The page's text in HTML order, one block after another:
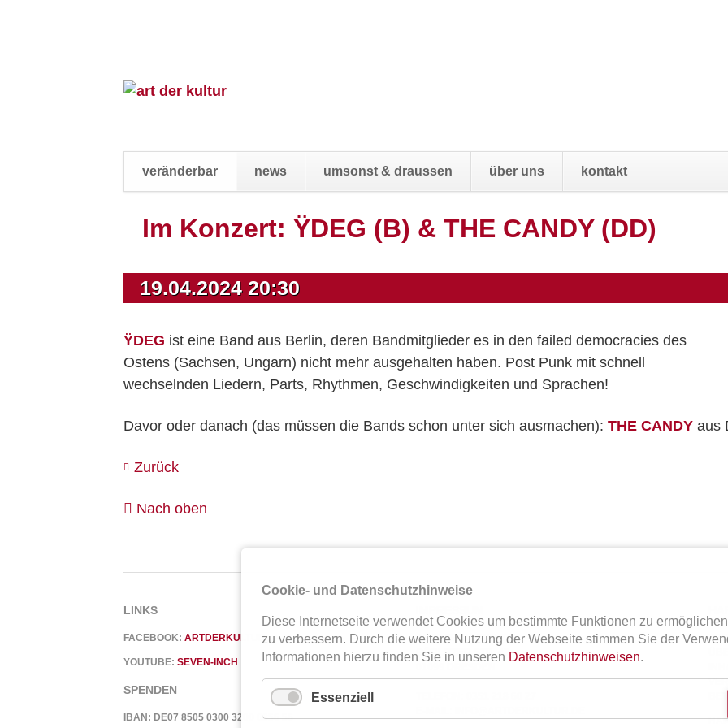
veränderbar news umsonst & draussen über uns kontakt
überspringen
Im Konzert: ŸDEG (B) & THE CANDY (DD)
19.04.2024 20:30
ŸDEG ist eine Band aus Berlin, deren Bandmitglieder es in den failed democracies des
Ostens (Sachsen, Ungarn) nicht mehr ausgehalten haben. Post Punk mit schnell
wechselnden Liedern, Parts, Rhythmen, Geschwindigkeiten und Sprachen!
Davor oder danach (das müssen die Bands schon unter sich ausmachen): THE CANDY aus
Zurück
Nach oben
LINKS
FACEBOOK: ARTDERKULTUR
YOUTUBE: SEVEN-INCH
SPENDEN
IBAN: DE07 8505 0300 3200 0856 56
ARTDERKULTUR E.V.
GÖRLITZER STR. 42
Cookie- und Datenschutzhinweise
Diese Internetseite verwendet Cookies um bestimmte Funktionen zu
zu verbessern. Durch die weitere Nutzung der Webseite stimmen Sie der
Informationen hierzu finden Sie in unseren Datenschutzhinweisen.
Essenziell